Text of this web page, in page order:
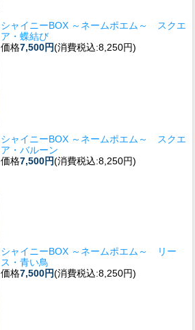
シャイニーBOX ～ネームポエム～ スクエ
ア・蝶結び
価格7,500円(消費税込:8,250円)
シャイニーBOX ～ネームポエム～ スクエ
ア・バルーン
価格7,500円(消費税込:8,250円)
シャイニーBOX ～ネームポエム～ リー
ス・青い鳥
価格7,500円(消費税込:8,250円)